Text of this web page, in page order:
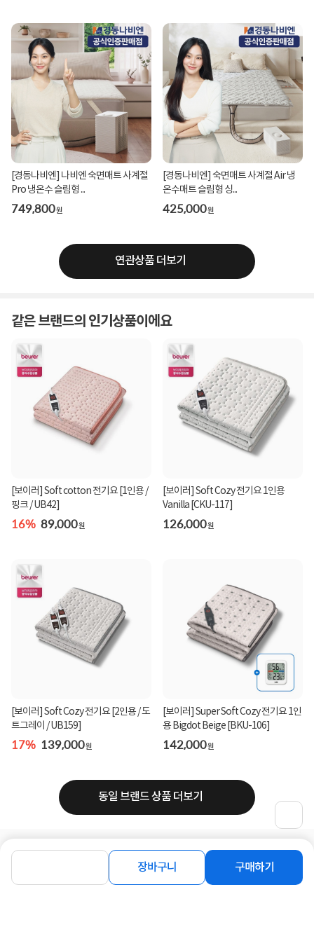
장바구니 구매하기
[경동나비엔] 나비엔 숙면매트 사계절
Pro 냉온수 슬림형 ...
749,800원
[경동나비엔] 숙면매트 사계절 Air 냉
온수매트 슬림형 싱...
425,000원
연관상품 더보기
같은 브랜드의 인기상품이에요
[보이러] Soft cotton 전기요 [1인용 /
핑크 / UB42]
16% 89,000원
[보이러] Soft Cozy 전기요 1인용
Vanilla [CKU-117]
126,000원
[보이러] Soft Cozy 전기요 [2인용 / 도
트그레이 / UB159]
17% 139,000원
[보이러] Super Soft Cozy 전기요 1인
용 Bigdot Beige [BKU-106]
142,000원
동일 브랜드 상품 더보기
로그인 공지사항오시는길회사소개PC버전
1588-8377 컴퓨존 APP